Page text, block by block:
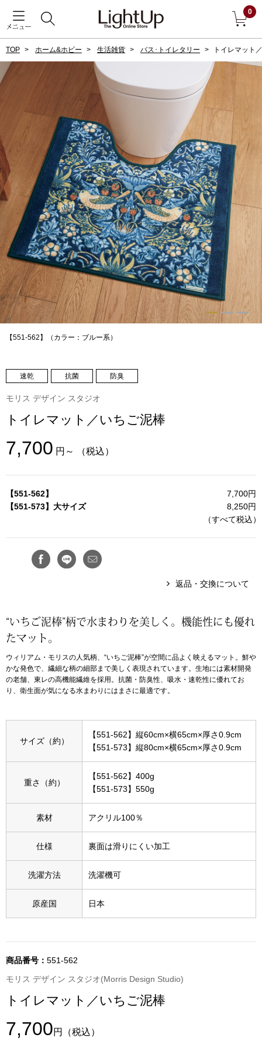
メニュー
0
すべて見る
ダーウェア
ン雑貨
BOGARD 最新号はこちら
ランド
すべて見る
戻る
アウター
ジャケット
コート
ブルゾン
その他
トップス
Tシャツ／カッ
ボトムス
その他
ルームウェア
その他
ハンドバッグ
TOP ホーム&ホビー 生活雑貨 バス･トイレタリー トイレマット
【551-562】（カラー：ブルー系）
速乾 抗菌 防臭
モリス デザイン スタジオ
トイレマット／いちご泥棒
7,700 円～ （税込）
【551-562】
7,700円
【551-573】大サイズ
8,250円
（すべて税込）
返品・交換について
“いちご泥棒”柄で水まわりを美しく。機能性にも優れ
たマット。
ウィリアム・モリスの人気柄、“いちご泥棒”が空間に品よく映えるマット。鮮や
かな発色で、繊細な柄の細部まで美しく表現されています。生地には素材開発
の老舗、東レの高機能繊維を採用。抗菌・防臭性、吸水・速乾性に優れてお
り、衛生面が気になる水まわりにはまさに最適です。
サイズ（約）
【551-562】縦60cm×横65cm×厚さ0.9cm
【551-573】縦80cm×横65cm×厚さ0.9cm
重さ（約）
【551-562】400g
【551-573】550g
素材 アクリル100％
仕様 裏面は滑りにくい加工
洗濯方法 洗濯機可
原産国 日本
商品番号： 551-562
モリス デザイン スタジオ(Morris Design Studio)
トイレマット／いちご泥棒
7,700円 （税込）